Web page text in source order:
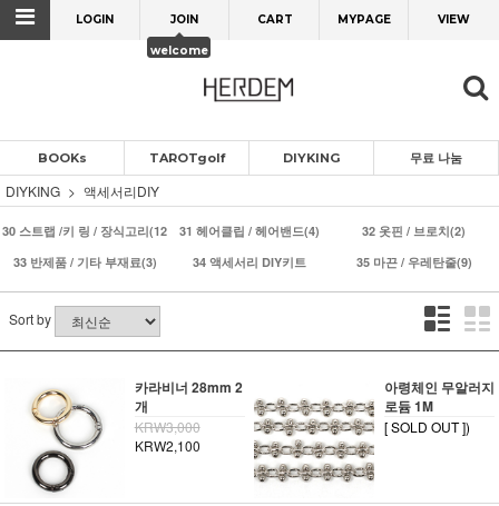
LOGIN JOIN
welcome
CART MYPAGE VIEW
BOOKs TAROTgolf DIYKING 무료 나눔
DIYKING 액세서리DIY
30 스트랩 /키 링 / 장식고리(12) 31 헤어클립 / 헤어밴드(4)
32 옷핀 / 브로치(2)
33 반제품 / 기타 부재료(3)
34 액세서리 DIY키트 35 마끈 / 우레탄줄(9)
Sort by
카라비너 28mm 2
개
KRW3,000
KRW2,100
아령체인 무알러지
로듐 1M
[ SOLD OUT ])